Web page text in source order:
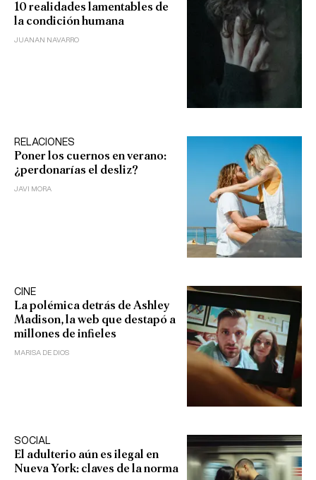
10 realidades lamentables de
la condición humana
JUANAN NAVARRO
RELACIONES
Poner los cuernos en verano:
¿perdonarías el desliz?
JAVI MORA
CINE
La polémica detrás de Ashley
Madison, la web que destapó a
millones de infieles
MARISA DE DIOS
SOCIAL
El adulterio aún es ilegal en
Nueva York: claves de la norma